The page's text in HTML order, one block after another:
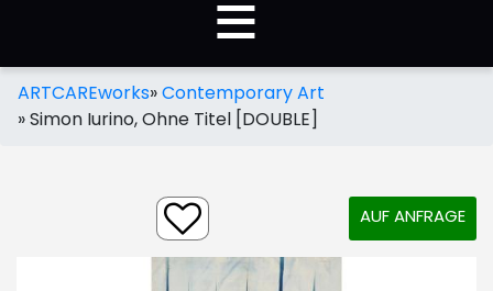
ARTCAREworks»Contemporary Art
»Simon Iurino, Ohne Titel [DOUBLE]
AUF ANFRAGE